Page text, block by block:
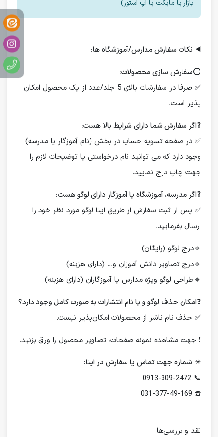
بازار یا مایکت یا اپ استور)
◀️ نکات سفارش مدارس/آموزشگاه ها:
⭕️سفارش سازی محصولات:
✅ صرفا در سفارشات بالای 5 جلد/عدد از یک محصول امکان
پذیر است.
❓اگر سفارش شما دارای شرایط بالا هست:
✅ در صفحه تسویه حساب در بخش (نام آموزگار یا مدرسه)
وجود دارد که می توانید نام درخواستی یا توضیحات لازم را
جهت چاپ درج نمایید.
❓اگر مدرسه، آموزشگاه یا آموزگار دارای لوگو هست:
✅ پس از ثبت سفارش از طریق ایتا لوگو مورد نظر خود را
ارسال بفرمایید.
🔹درج لوگو (رایگان)
🔹درج تصاویر دانش آموزان و... (دارای هزینه)
🔹طراحی لوگو ویژه مدارس یا آموزگاران (دارای هزینه)
❓امکان حذف لوگو و یا نام انتشارات به صورت کامل وجود دارد؟
✅ حذف نام ناشر از محصولات امکان‌پذیر نیست.
❗️ جهت مشاهده نمونه صفحات، تصاویر محصول را ورق بزنید.
✴️ شماره جهت تماس یا سفارش در ایتا:
📞 0913-309-2472
☎️ 031-377-49-169
نقد و بررسی‌ها